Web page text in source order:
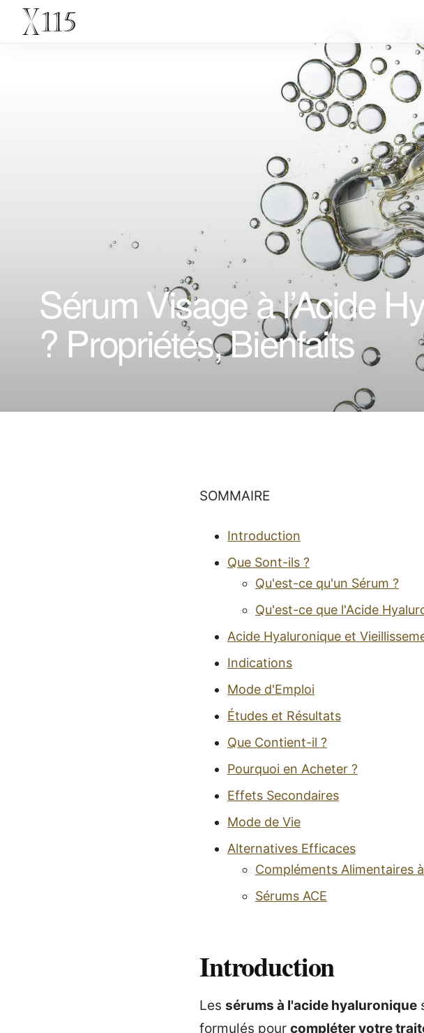
Sérum Visage à l’Acide
? Propriétés, Bienfaits
SOMMAIRE
Introduction
Que Sont-ils ?
Qu'est-ce qu'un Sérum ?
Qu'est-ce que l'Acide
Acide Hyaluronique et
Indications
Mode d'Emploi
Études et Résultats
Que Contient-il ?
Pourquoi en Acheter ?
Effets Secondaires
Mode de Vie
Alternatives Efficaces
Compléments Alimentaires
Sérums ACE
Introduction
Les sérums à l'acide hyaluronique
formulés pour compléter votre